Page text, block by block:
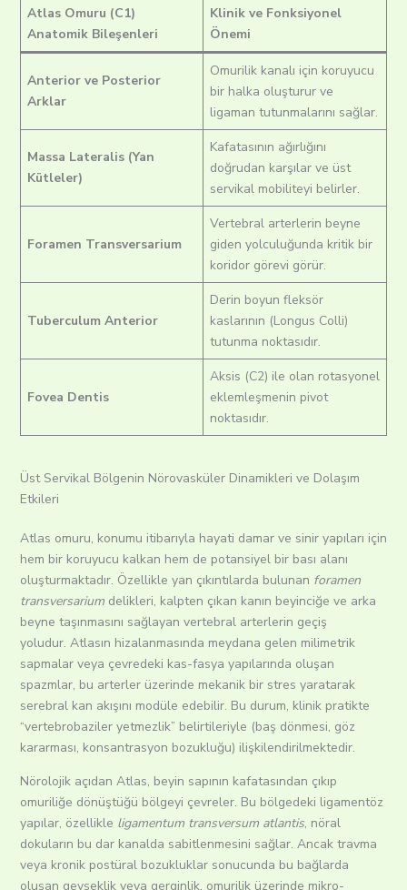
Atlas Omuru (C1)
Anatomik Bileşenleri
Klinik ve Fonksiyonel
Önemi
Anterior ve Posterior
Arklar
Omurilik kanalı için koruyucu
bir halka oluşturur ve
ligaman tutunmalarını sağlar.
Massa Lateralis (Yan
Kütleler)
Kafatasının ağırlığını
doğrudan karşılar ve üst
servikal mobiliteyi belirler.
Foramen Transversarium
Vertebral arterlerin beyne
giden yolculuğunda kritik bir
koridor görevi görür.
Tuberculum Anterior
Derin boyun fleksör
kaslarının (Longus Colli)
tutunma noktasıdır.
Fovea Dentis
Aksis (C2) ile olan rotasyonel
eklemleşmenin pivot
noktasıdır.
Üst Servikal Bölgenin Nörovasküler Dinamikleri ve Dolaşım
Etkileri
Atlas omuru, konumu itibarıyla hayati damar ve sinir yapıları için
hem bir koruyucu kalkan hem de potansiyel bir bası alanı
oluşturmaktadır. Özellikle yan çıkıntılarda bulunan foramen
transversariumdelikleri, kalpten çıkan kanın beyinciğe ve arka
beyne taşınmasını sağlayan vertebral arterlerin geçiş
yoludur. Atlasın hizalanmasında meydana gelen milimetrik
sapmalar veya çevredeki kas-fasya yapılarında oluşan
spazmlar, bu arterler üzerinde mekanik bir stres yaratarak
serebral kan akışını modüle edebilir. Bu durum, klinik pratikte
“vertebrobaziler yetmezlik” belirtileriyle (baş dönmesi, göz
kararması, konsantrasyon bozukluğu) ilişkilendirilmektedir.
Nörolojik açıdan Atlas, beyin sapının kafatasından çıkıp
omuriliğe dönüştüğü bölgeyi çevreler. Bu bölgedeki ligamentöz
yapılar, özellikle ligamentum transversum atlantis, nöral
dokuların bu dar kanalda sabitlenmesini sağlar. Ancak travma
veya kronik postüral bozukluklar sonucunda bu bağlarda
oluşan gevşeklik veya gerginlik, omurilik üzerinde mikro-